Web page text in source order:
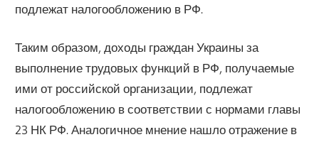
подлежат налогообложению в РФ.
Таким образом, доходы граждан Украины за
выполнение трудовых функций в РФ, получаемые
ими от российской организации, подлежат
налогообложению в соответствии с нормами главы
23 НК РФ. Аналогичное мнение нашло отражение в